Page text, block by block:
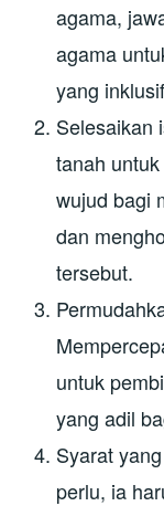
agama,
agama
yang
Selesaikan
tanah
wujud bagi
dan
tersebut.
untuk
yang adil
Syarat
perlu, ia